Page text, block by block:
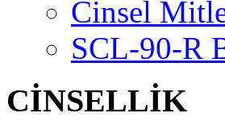
Cinsel
SCL-90-R
CİNSELLİK